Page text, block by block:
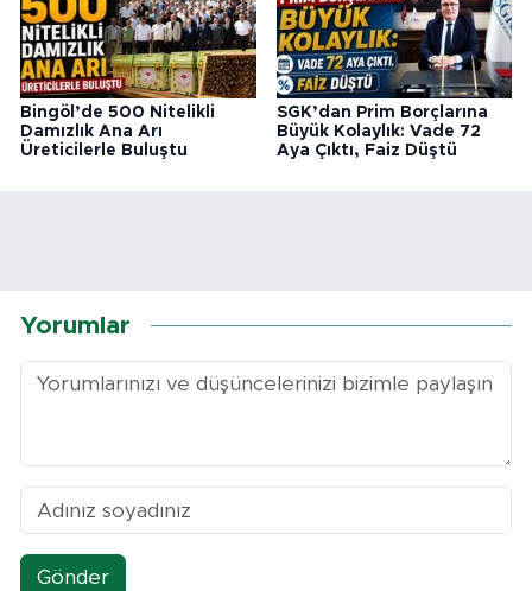
Bingöl’de 500 Nitelikli
Damızlık Ana Arı
Üreticilerle Buluştu
SGK’dan Prim Borçlarına
Büyük Kolaylık: Vade 72
Aya Çıktı, Faiz Düştü
Yorumlar
Gönder